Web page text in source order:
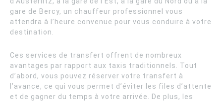
gare de Bercy, un chauffeur professionnel vous
attendra à l’heure convenue pour vous conduire à votre
destination.
Ces services de transfert offrent de nombreux
avantages par rapport aux taxis traditionnels. Tout
d’abord, vous pouvez réserver votre transfert à
l’avance, ce qui vous permet d’éviter les files d’attente
et de gagner du temps à votre arrivée. De plus, les